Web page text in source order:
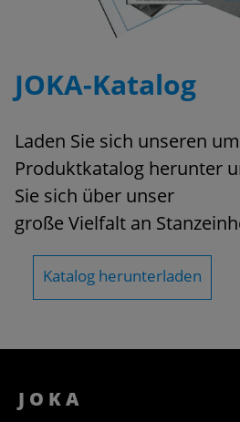
JO­KA-Ka­ta­log
Laden Sie sich un­se­ren
Pro­dukt­ka­ta­log her­un­ter
Sie sich über unser
große Viel­falt an
Ka­ta­log her­un­ter­la­den
J O K A